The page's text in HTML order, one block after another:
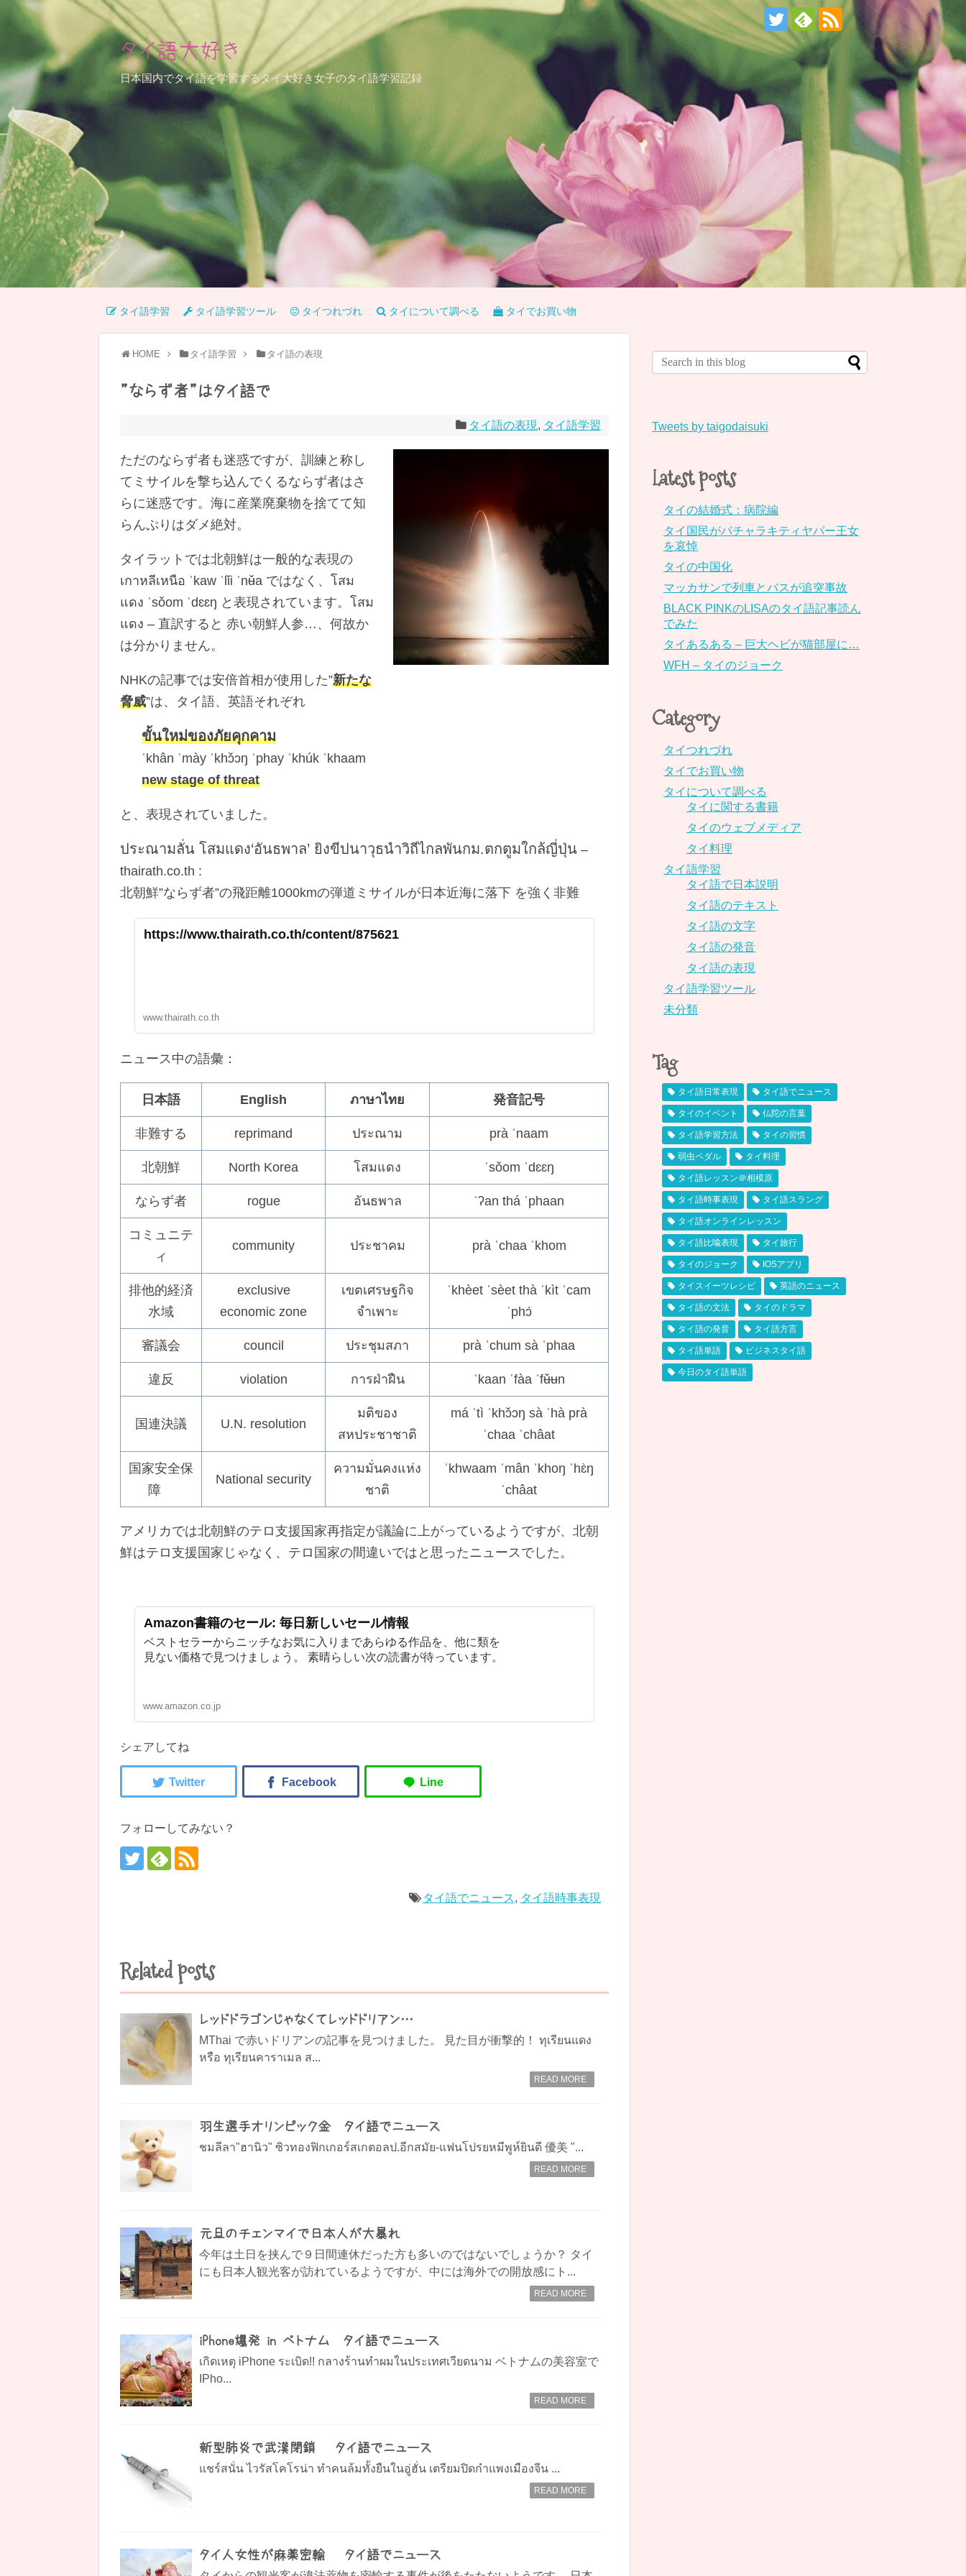
タイ語大好き
日本国内でタイ語を学習するタイ大好き女子のタイ語学習記録
タイ語学習 タイ語学習ツール タイつれづれ タイについて調べる タイでお買い物
HOME タイ語学習 タイ語の表現
”ならず者”はタイ語で
タイ語の表現, タイ語学習
ただのならず者も迷惑ですが、訓練と称し
てミサイルを撃ち込んでくるならず者はさ
らに迷惑です。海に産業廃棄物を捨てて知
らんぷりはダメ絶対。
タイラットでは北朝鮮は一般的な表現の
เกาหลีเหนือ ˈkaw ˈlǐi ˈnʉ̌a ではなく、โสม
แดง ˈsǒom ˈdɛɛŋ と表現されています。โสม
แดง – 直訳すると 赤い朝鮮人参…、何故か
は分かりません。
NHKの記事では安倍首相が使用した”新たな
脅威”は、タイ語、英語それぞれ
ขั้นใหม่ของภัยคุกคาม
ˈkhân ˈmày ˈkhɔ̌ɔŋ ˈphay ˈkhúk ˈkhaam
new stage of threat
と、表現されていました。
ประณามลั่น โสมแดง‘อันธพาล’ ยิงขีปนาวุธนำวิถีไกลพันกม.ตกตูมใกล้ญี่ปุ่น –
thairath.co.th :
北朝鮮”ならず者”の飛距離1000kmの弾道ミサイルが日本近海に落下 を強く非難
https://www.thairath.co.th/content/875621
www.thairath.co.th
ニュース中の語彙：
日本語 English ภาษาไทย 発音記号
非難する reprimand ประณาม prà ˈnaam
北朝鮮 North Korea โสมแดง ˈsǒom ˈdɛɛŋ
ならず者 rogue อันธพาล ˈʔan thá ˈphaan
コミュニテ
ィ
community ประชาคม prà ˈchaa ˈkhom
排他的経済
水域
exclusive
economic zone
เขตเศรษฐกิจ
จำเพาะ
ˈkhèet ˈsèet thà ˈkìt ˈcam
ˈphɔ́
審議会 council ประชุมสภา prà ˈchum sà ˈphaa
違反 violation การฝ่าฝืน ˈkaan ˈfàa ˈfʉ̌ʉn
国連決議 U.N. resolution
มติของ
สหประชาชาติ
má ˈtì ˈkhɔ̌ɔŋ sà ˈhà prà
ˈchaa ˈchâat
国家安全保
障
National security
ความมั่นคงแห่ง
ชาติ
ˈkhwaam ˈmân ˈkhoŋ ˈhɛ̀ŋ
ˈchâat
アメリカでは北朝鮮のテロ支援国家再指定が議論に上がっているようですが、北朝
鮮はテロ支援国家じゃなく、テロ国家の間違いではと思ったニュースでした。
Amazon書籍のセール: 毎日新しいセール情報
ベストセラーからニッチなお気に入りまであらゆる作品を、他に類を
見ない価格で見つけましょう。 素晴らしい次の読書が待っています。
www.amazon.co.jp
シェアしてね
フォローしてみない？
タイ語でニュース, タイ語時事表現
Related posts
レッドドラゴンじゃなくてレッドドリアン…
MThai で赤いドリアンの記事を見つけました。 見た目が衝撃的！ ทุเรียนแดง
หรือ ทุเรียนคาราเมล ส...
READ MORE
羽生選手オリンピック金 タイ語でニュース
ชมลีลา"ฮานิว" ซิวทองฟิกเกอร์สเกตอลป.อีกสมัย-แฟนโปรยหมีพูห์ยินดี 優美 "...
READ MORE
元旦のチェンマイで日本人が大暴れ
今年は土日を挟んで９日間連休だった方も多いのではないでしょうか？ タイ
にも日本人観光客が訪れているようですが、中には海外での開放感にト...
READ MORE
iPhone爆発 in ベトナム タイ語でニュース
เกิดเหตุ iPhone ระเบิด!! กลางร้านทำผมในประเทศเวียดนาม ベトナムの美容室で
IPho...
READ MORE
新型肺炎で武漢閉鎖 – タイ語でニュース
แชร์สนั่น ไวรัสโคโรน่า ทำคนล้มทั้งยืนในอู่ฮั่น เตรียมปิดกำแพงเมืองจีน ...
READ MORE
タイ人女性が麻薬密輸 – タイ語でニュース
Tweets by taigodaisuki
Latest posts
タイの結婚式：病院編
タイ国民がパチャラキティヤパー王女
を哀悼
タイの中国化
マッカサンで列車とバスが追突事故
BLACK PINKのLISAのタイ語記事読ん
でみた
タイあるある – 巨大ヘビが猫部屋に…
WFH – タイのジョーク
Category
タイつれづれ
タイでお買い物
タイについて調べる
タイに関する書籍
タイのウェブメディア
タイ料理
タイ語学習
タイ語で日本説明
タイ語のテキスト
タイ語の文字
タイ語の発音
タイ語の表現
タイ語学習ツール
未分類
Tag
タイ語日常表現 タイ語でニュース
タイのイベント 仏陀の言葉
タイ語学習方法 タイの習慣
弱虫ペダル タイ料理
タイ語レッスン＠相模原
タイ語時事表現 タイ語スラング
タイ語オンラインレッスン
タイ語比喩表現 タイ旅行
タイのジョーク IOSアプリ
タイスイーツレシピ 英語のニュース
タイ語の文法 タイのドラマ
タイ語の発音 タイ語方言
タイ語単語 ビジネスタイ語
今日のタイ語単語